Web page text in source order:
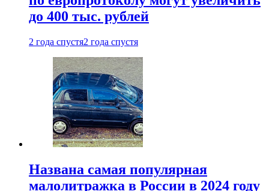
до 400 тыс. рублей
2 года спустя2 года спустя
Названа самая популярная
малолитражка в России в 2024 году